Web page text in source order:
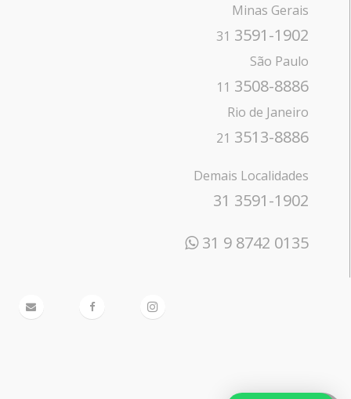
Minas Gerais
31 3591-1902
São Paulo
11 3508-8886
Rio de Janeiro
21 3513-8886
Demais Localidades
31 3591-1902
31 9 8742 0135